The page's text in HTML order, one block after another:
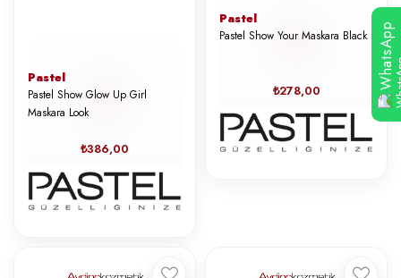
Pastel
Pastel Show Glow Up Girl
Maskara Look
₺386,00
Pastel
Pastel Show Your Maskara Black
₺278,00
WhatsApp